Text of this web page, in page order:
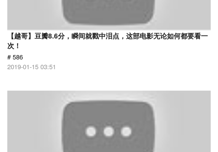
【越哥】豆瓣8.6分，瞬间就戳中泪点，这部电影无论如何都要看一
次！
# 586
2019-01-15 03:51